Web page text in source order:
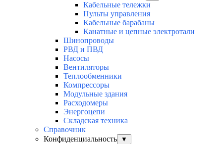
Кабельные тележки
Пульты управления
Кабельные барабаны
Канатные и цепные электротали
Шинопроводы
РВД и ПВД
Насосы
Вентиляторы
Теплообменники
Компрессоры
Модульные здания
Расходомеры
Энергоцепи
Складская техника
Справочник
Конфиденциальность
▼